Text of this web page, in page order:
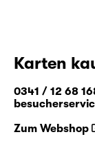
Karten
0341 / 12 68
Zum Webshop